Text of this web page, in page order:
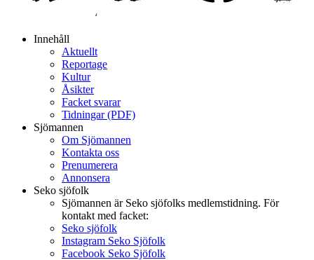
Innehåll
Aktuellt
Reportage
Kultur
Åsikter
Facket svarar
Tidningar (PDF)
Sjömannen
Om Sjömannen
Kontakta oss
Prenumerera
Annonsera
Seko sjöfolk
Sjömannen är Seko sjöfolks medlemstidning. För
kontakt med facket:
Seko sjöfolk
Instagram Seko Sjöfolk
Facebook Seko Sjöfolk